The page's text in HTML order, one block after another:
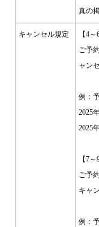
真の
キャンセル規定
【4
ご予
ャン
例：
2025
2025
【7
ご予
キャ
例：